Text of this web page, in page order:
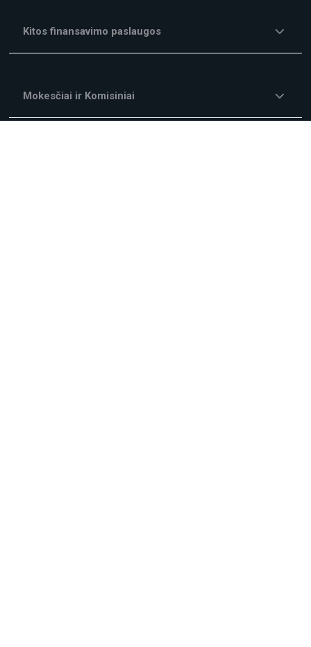
Kitos finansavimo paslaugos
Mokesčiai ir Komisiniai